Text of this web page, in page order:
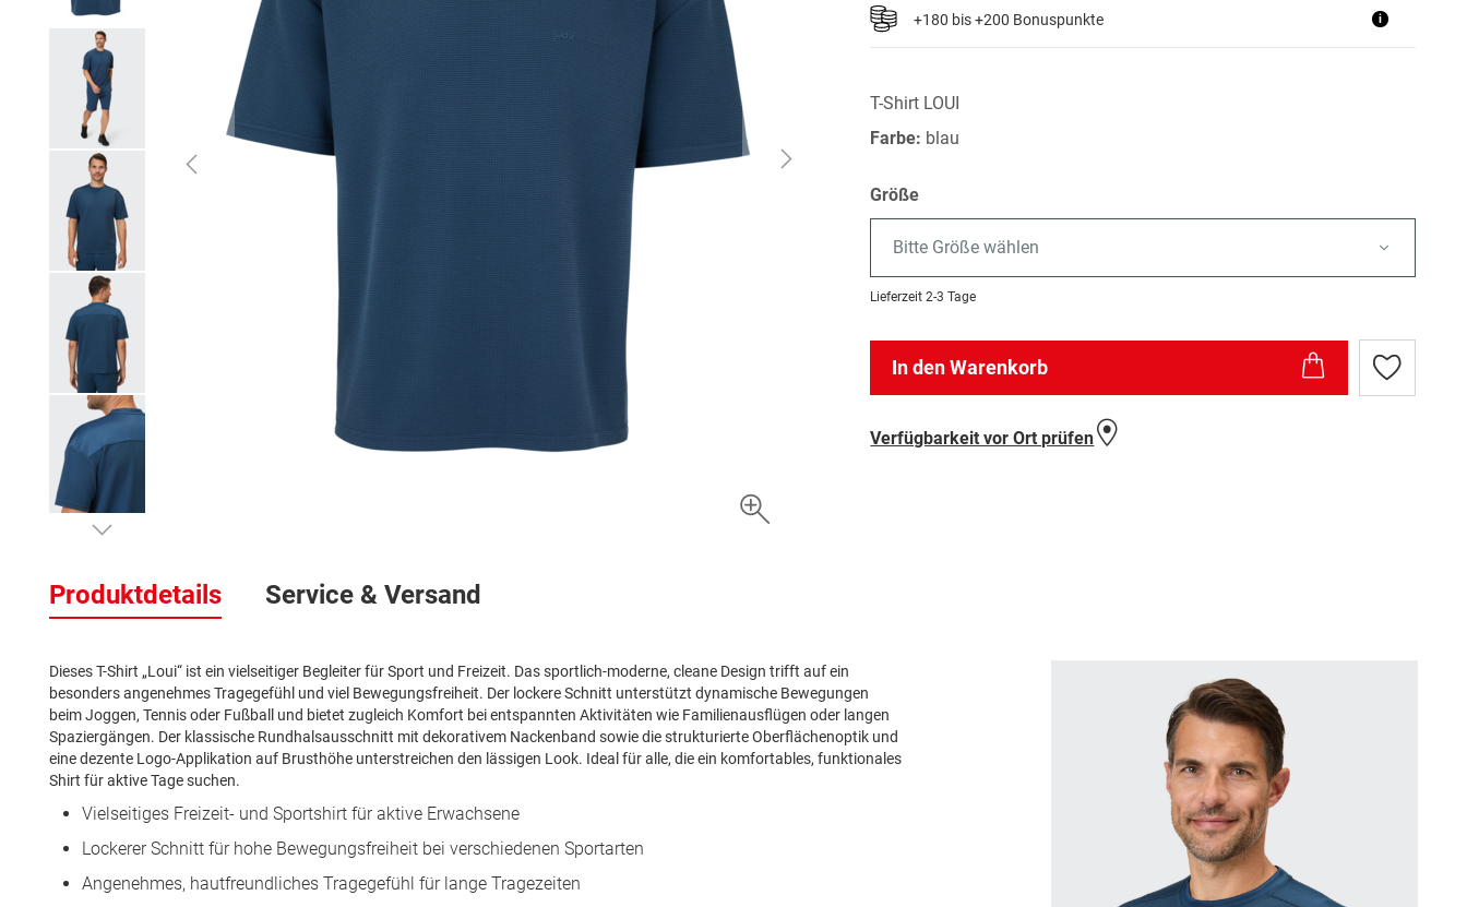
der
Bildergalerie
+180 bis +200 Bonuspunkte i
T-Shirt LOUI
Farbe: blau
Größe
Bitte Größe wählen
Lieferzeit 2-3 Tage
In den Warenkorb
Zur
Wunschliste
Verfügbarkeit vor Ort prüfen
Produktdetails
Dieses T-Shirt „Loui“ ist ein vielseitiger Begleiter für Sport und Freizeit. Das sportlich-moderne, cleane Design trifft auf ein
besonders angenehmes Tragegefühl und viel Bewegungsfreiheit. Der lockere Schnitt unterstützt dynamische Bewegungen
beim Joggen, Tennis oder Fußball und bietet zugleich Komfort bei entspannten Aktivitäten wie Familienausflügen oder langen
Spaziergängen. Der klassische Rundhalsausschnitt mit dekorativem Nackenband sowie die strukturierte Oberflächenoptik und
eine dezente Logo-Applikation auf Brusthöhe unterstreichen den lässigen Look. Ideal für alle, die ein komfortables, funktionales
Shirt für aktive Tage suchen.
Vielseitiges Freizeit- und Sportshirt für aktive Erwachsene
Lockerer Schnitt für hohe Bewegungsfreiheit bei verschiedenen Sportarten
Angenehmes, hautfreundliches Tragegefühl für lange Tragezeiten
Service & Versand